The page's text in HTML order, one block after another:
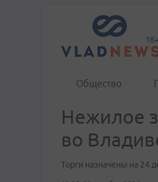
Общество
Нежилое
во
Торги назначены на 24